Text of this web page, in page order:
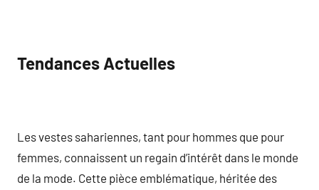
Tendances Actuelles
Les vestes sahariennes, tant pour hommes que pour
femmes, connaissent un regain d’intérêt dans le monde
de la mode. Cette pièce emblématique, héritée des